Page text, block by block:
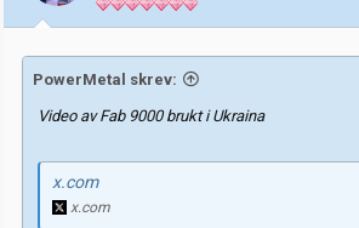
PowerMetal skrev:
Video av Fab 9000 brukt i Ukraina
x.com
x.com